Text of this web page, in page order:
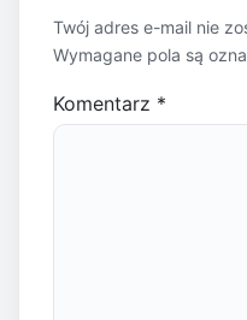
Twój adres e-mail nie
Wymagane pola są
Komentarz *